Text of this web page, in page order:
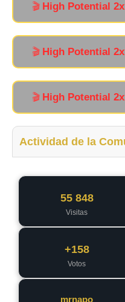
🎬 High Potential
🎬 High Potential
🎬 High Potential
Actividad de la
55 848
Visitas
+158
Votos
mrnapo